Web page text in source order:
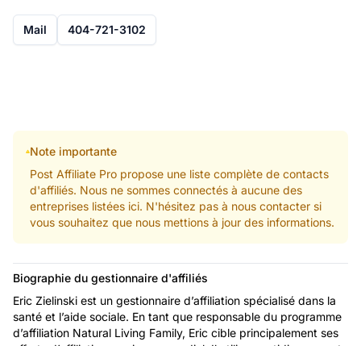
Mail 404-721-3102
Note importante
Post Affiliate Pro propose une liste complète de contacts
d'affiliés. Nous ne sommes connectés à aucune des
entreprises listées ici. N'hésitez pas à nous contacter si
vous souhaitez que nous mettions à jour des informations.
Biographie du gestionnaire d'affiliés
Eric Zielinski est un gestionnaire d’affiliation spécialisé dans la
santé et l’aide sociale. En tant que responsable du programme
d’affiliation Natural Living Family, Eric cible principalement ses